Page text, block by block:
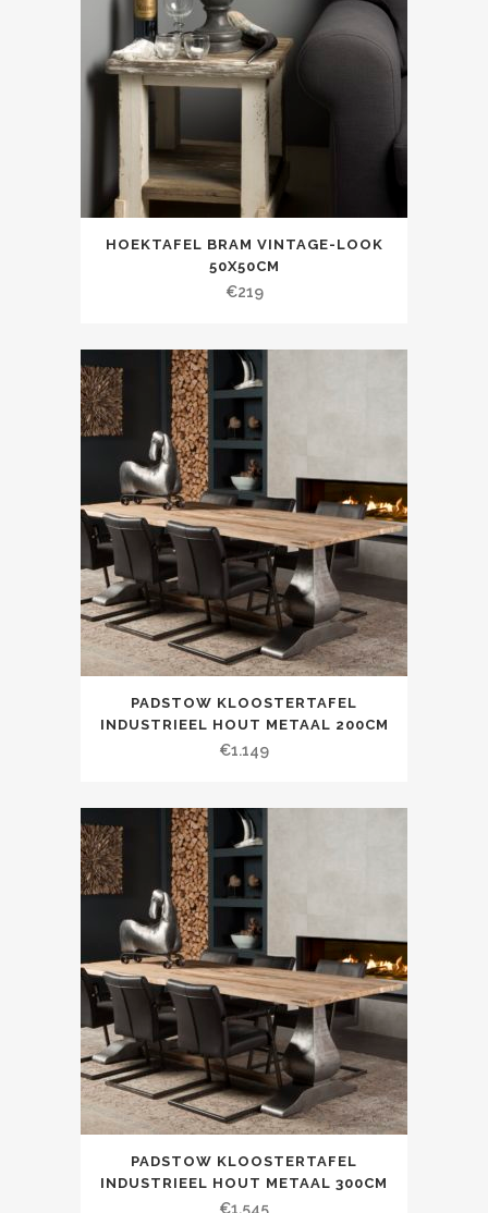
HOEKTAFEL BRAM VINTAGE-LOOK
50X50CM
€219
PADSTOW KLOOSTERTAFEL
INDUSTRIEEL HOUT METAAL 200CM
€1.149
PADSTOW KLOOSTERTAFEL
INDUSTRIEEL HOUT METAAL 300CM
€1.545